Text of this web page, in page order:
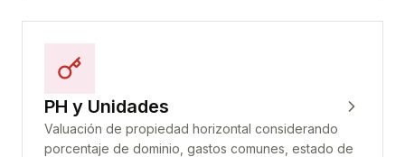
PH y Unidades
Valuación de propiedad horizontal considerando
porcentaje de dominio, gastos comunes, estado de